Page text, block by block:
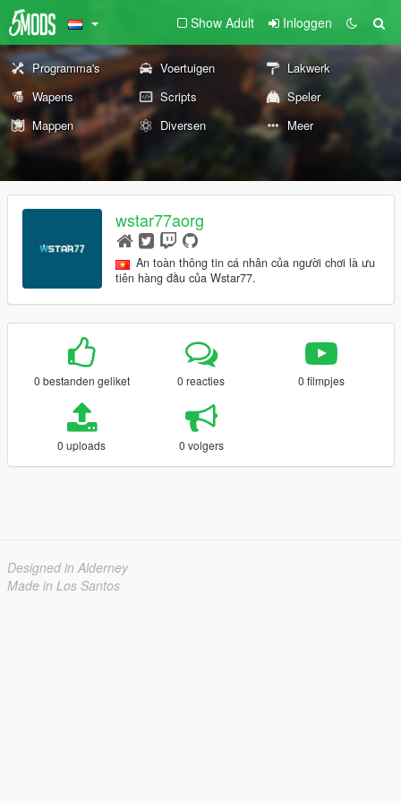
Show Adult Inloggen
Programma's Voertuigen
Lakwerk
Wapens
Scripts
Speler
Mappen
Diversen Meer
wstar77aorg
An toàn thông tin cá nhân của người chơi là ưu
tiên hàng đầu của Wstar77.
0 bestanden geliket 0 reacties 0 filmpjes
0 uploads 0 volgers
Designed in Alderney
Made in Los Santos